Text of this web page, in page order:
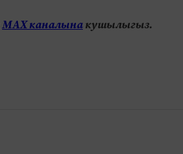
МАХ каналынакушылыгыз.